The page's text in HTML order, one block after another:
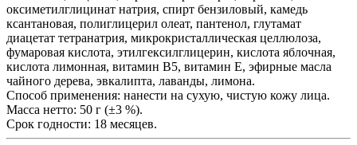
оксиметилглицинат натрия, спирт бензиловый, камедь
ксантановая, полиглицерил олеат, пантенол, глутамат
диацетат тетранатрия, микрокристаллическая целлюлоза,
фумаровая кислота, этилгексилглицерин, кислота яблочная,
кислота лимонная, витамин В5, витамин Е, эфирные масла
чайного дерева, эвкалипта, лаванды, лимона.
Способ применения: нанести на сухую, чистую кожу лица.
Масса нетто: 50 г (±3 %).
Срок годности: 18 месяцев.